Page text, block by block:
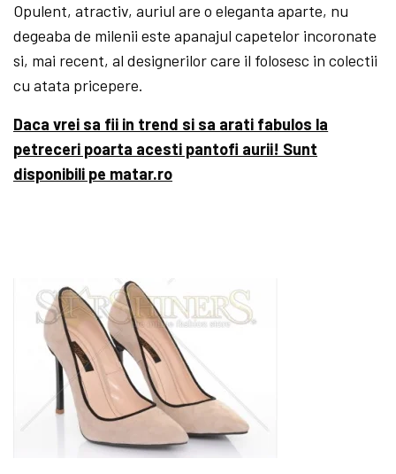
Opulent, atractiv, auriul are o eleganta aparte, nu
degeaba de milenii este apanajul capetelor incoronate
si, mai recent, al designerilor care il folosesc in colectii
cu atata pricepere.
Daca vrei sa fii in trend si sa arati fabulos la
petreceri poarta acesti pantofi aurii! Sunt
disponibili pe matar.ro